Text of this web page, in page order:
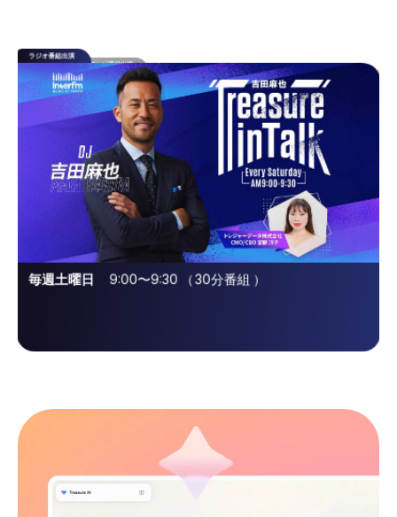
ジオ番組出演
週土曜日 ）
テレビ番組出演
放送予定日 8月22日(土)、9月26日(土)
テレビ番組出演
放送予定日 8月24日(火)、9月24日(木)
放送予定時間 20:00〜21:00